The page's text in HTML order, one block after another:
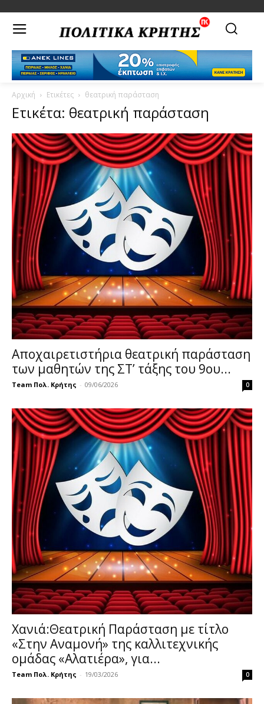
Αρχική Ετικέτες θεατρική παράσταση
Ετικέτα: θεατρική παράσταση
Αποχαιρετιστήρια θεατρική παράσταση
των μαθητών της ΣΤ’ τάξης του 9ου...
Team Πολ. Κρήτης - 09/06/2026 0
Χανιά:Θεατρική Παράσταση με τίτλο
«Στην Αναμονή» της καλλιτεχνικής
ομάδας «Αλατιέρα», για...
Team Πολ. Κρήτης - 19/03/2026 0